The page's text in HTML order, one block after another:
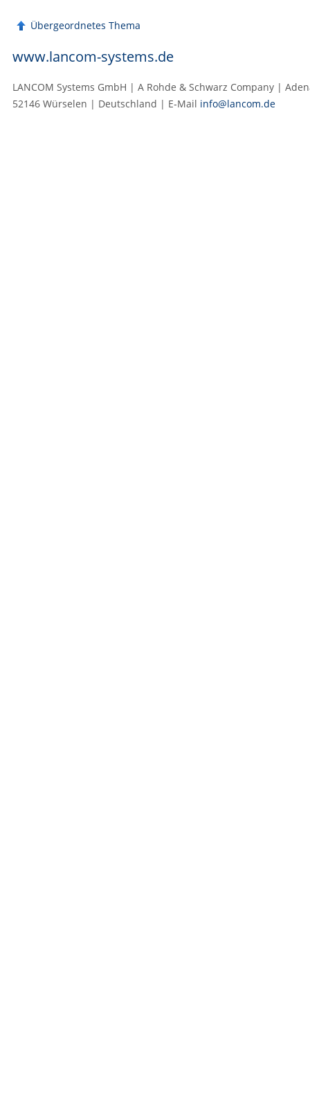
Übergeordnetes Thema
www.lancom-systems.de
LANCOM Systems GmbH | A Rohde & Schwarz Company |
52146 Würselen | Deutschland | E‑Mail info@lancom.de